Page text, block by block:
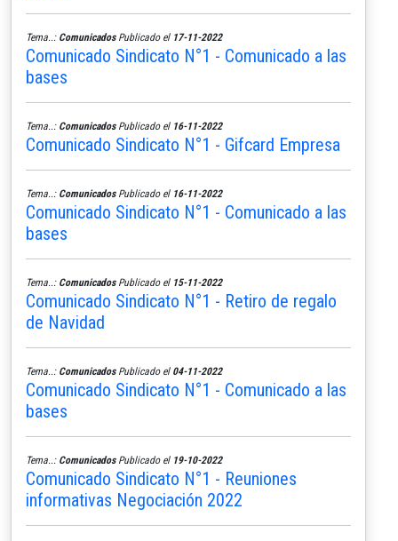
Tema..: ComunicadosPublicado el 17-11-2022
Comunicado Sindicato N°1 - Comunicado a las
bases
Tema..: ComunicadosPublicado el 16-11-2022
Comunicado Sindicato N°1 - Gifcard Empresa
Tema..: ComunicadosPublicado el 16-11-2022
Comunicado Sindicato N°1 - Comunicado a las
bases
Tema..: ComunicadosPublicado el 15-11-2022
Comunicado Sindicato N°1 - Retiro de regalo
de Navidad
Tema..: ComunicadosPublicado el 04-11-2022
Comunicado Sindicato N°1 - Comunicado a las
bases
Tema..: ComunicadosPublicado el 19-10-2022
Comunicado Sindicato N°1 - Reuniones
informativas Negociación 2022